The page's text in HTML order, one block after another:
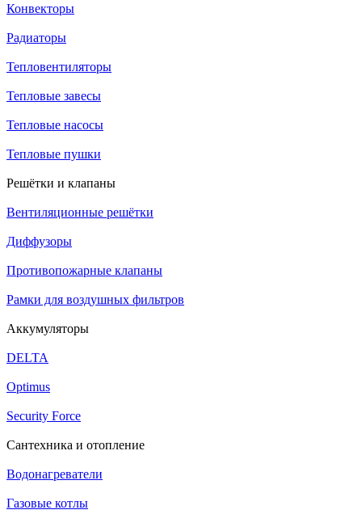
Конвекторы
Радиаторы
Тепловентиляторы
Тепловые завесы
Тепловые насосы
Тепловые пушки
Решётки и клапаны
Вентиляционные решётки
Диффузоры
Противопожарные клапаны
Рамки для воздушных фильтров
Аккумуляторы
DELTA
Optimus
Security Force
Сантехника и отопление
Водонагреватели
Газовые котлы